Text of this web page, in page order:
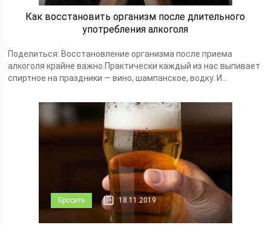
Как восстановить организм после длительного
употребления алкоголя
Поделиться: Восстановление организма после приема
алкоголя крайне важно.Практически каждый из нас выпивает
спиртное на праздники — вино, шампанское, водку. И...
Бросить 18.11.2019